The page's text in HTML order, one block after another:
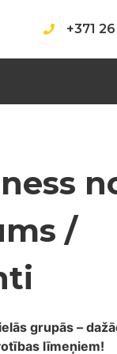
+371
/
grupās –
līmeņiem!